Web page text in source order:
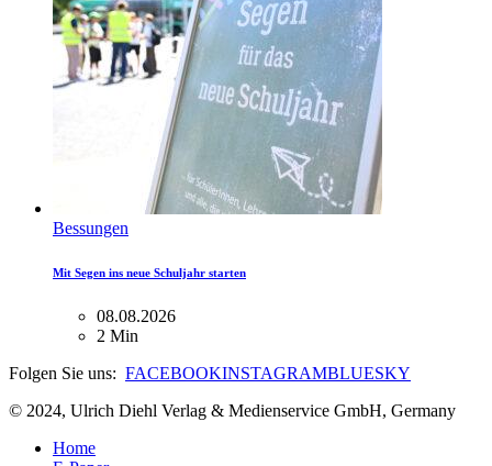
Bessungen
Mit Segen ins neue Schuljahr starten
08.08.2026
2 Min
Folgen Sie uns: FACEBOOKINSTAGRAMBLUESKY
© 2024, Ulrich Diehl Verlag & Medienservice GmbH, Germany
Home